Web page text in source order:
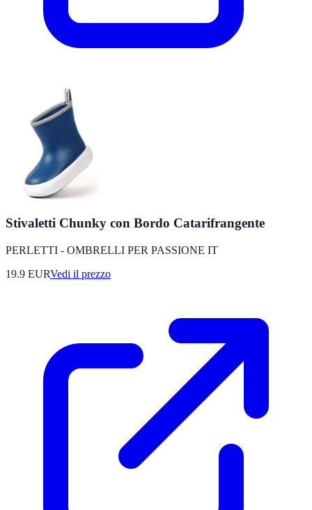
Stivaletti Chunky con Bordo Catarifrangente
PERLETTI - OMBRELLI PER PASSIONE IT
19.9 EURVedi il prezzo